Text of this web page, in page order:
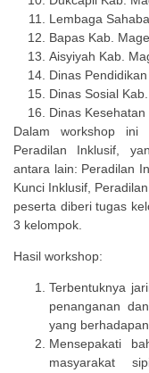
Lembaga
Bapas Kab.
Aisyiyah Kab.
Dinas
Dinas Sosial
Dinas
Dalam workshop ini
Peradilan Inklusif,
antara lain: Peradilan
Kunci Inklusif,
peserta diberi tugas
3 kelompok.
Hasil workshop:
Terbentuknya
penanganan
yang
Mensepakati
masyarakat